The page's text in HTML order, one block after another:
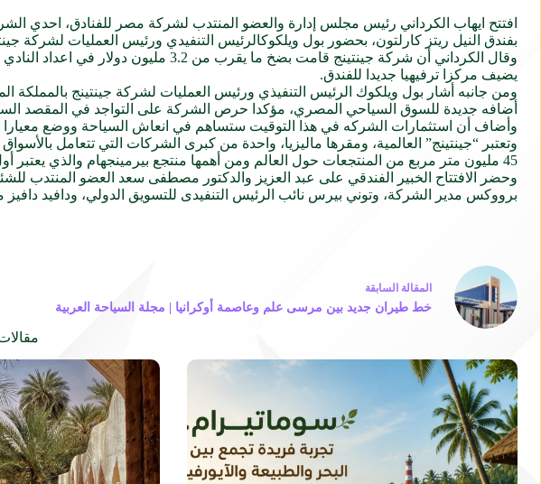
افتتح ايهاب الكرداني رئيس مجلس إدارة والعضو المنتدب لشركة مصر للفنادق، احدي
بفندق النيل ريتز كارلتون، بحضور بول ويلكوكالرئيس التنفيدي ورئيس العمليات لشركة
وقال الكرداني أن شركة جينتينج قامت بضخ ما يقرب من 3.2 مليون دولار في اعداد النادي بأحدث المعدات والتجهيزات التي تمكنه من
يضيف مركزا ترفيهيا جديدا للفندق.
ومن جانبه أشار بول ويلكوك الرئيس التنفيذي ورئيس العمليات لشركة جينتينج بالمملكة
أضافه جديدة للسوق السياحي المصري، مؤكدا حرص الشركة على التواجد في المقصد
وأضاف أن استثمارات الشركه في هذا التوقيت ستساهم في انعاش السياحة ووضع معيارا
وتعتبر “جينتينج” العالمية، ومقرها ماليزيا، واحدة من كبرى الشركات التي تتعامل بالأسواق
45 مليون متر
مربع من المنتجعات حول العالم ومن أهمها منتجع بيرمينجهام والذي يعتبر
وحضر الافتتاح الخبير الفندقي على عبد العزيز والدكتور مصطفى سعد العضو المنتدب
برووكس مدير الشركة، وتوني بيرس نائب الرئيس التنفيدى للتسويق الدولي، ودافيد دافيز
المقالة السابقة
خط طيران جديد بين مرسى علم وعاصمة أوكرانيا | مجلة السياحة العربية